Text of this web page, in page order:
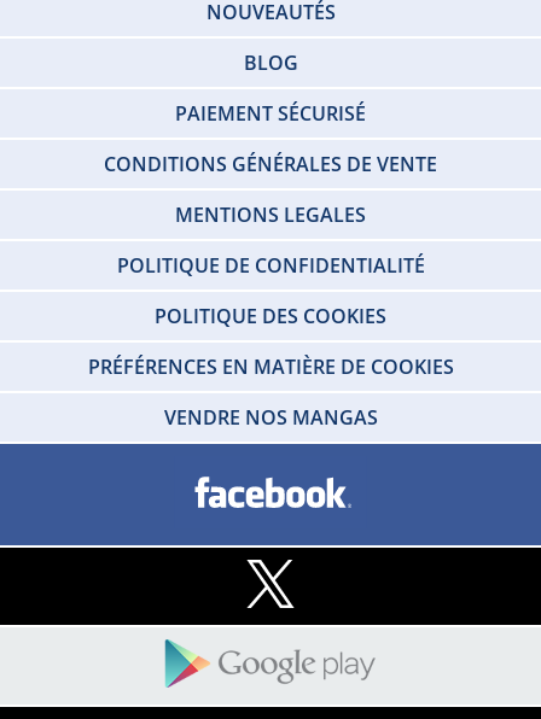
NOUVEAUTÉS
BLOG
PAIEMENT SÉCURISÉ
CONDITIONS GÉNÉRALES DE VENTE
MENTIONS LEGALES
POLITIQUE DE CONFIDENTIALITÉ
POLITIQUE DES COOKIES
PRÉFÉRENCES EN MATIÈRE DE COOKIES
VENDRE NOS MANGAS